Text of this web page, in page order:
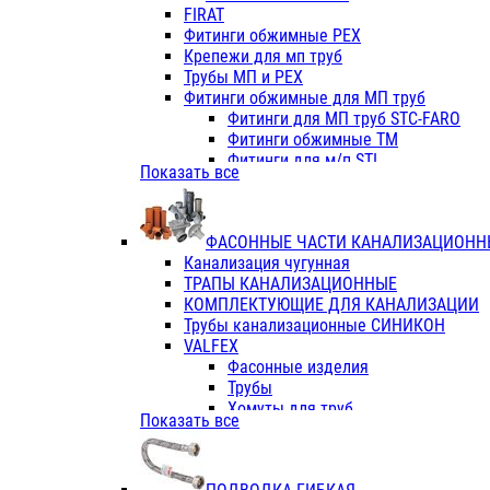
Фитинги ПП белые
Фитинги ПП белые
Фитинги ППс металл.белые
VALFEX
Трубы PE-RT
Трубы ПП водопровод белые
Трубы ПП водопровод серые
Трубы армированные
Трубы армированные
Фитинги с металл. серые
Фитинги ПП (серые)
Фитинги ПП белые
Краны
Фитинги ПП (белые)
Фитинги ПП с металлом белые
ПК КОНТУР
Краны полипропиленовые
Трубы полипропиленивые
FIRAT
Фитинги обжимные PEX
Крепежи для мп труб
Трубы МП и PEX
Фитинги обжимные для МП труб
Фитинги для МП труб STC-FARO
Фитинги обжимные ТМ
Фитинги для м/п STI
Фитинги для МП труб TITAN
TK
VALFEX
Показать все
ФАСОННЫЕ ЧАСТИ
Канализация чугунная
ТРАПЫ КАНАЛИЗАЦИОННЫЕ
КОМПЛЕКТУЮЩИЕ ДЛЯ КАНАЛИЗАЦИИ
Трубы канализационные СИНИКОН
VALFEX
Фасонные изделия
Трубы
Хомуты для труб
ПВХ (стройполимер)
Показать все